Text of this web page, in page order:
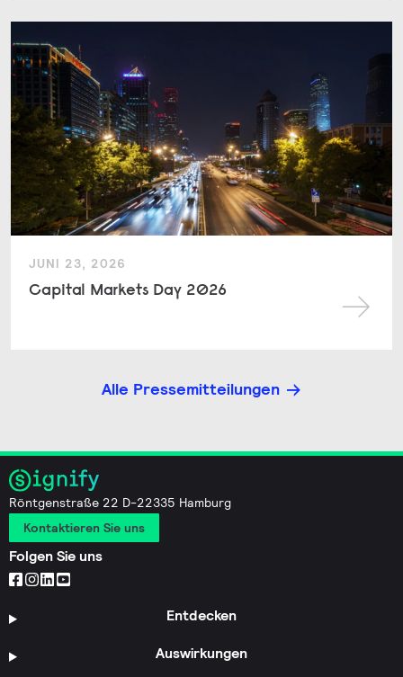
JUNI 23, 2026
Capital Markets Day 2026
Alle Pressemitteilungen
Röntgenstraße 22 D-22335 Hamburg
Kontaktieren Sie uns
Folgen Sie uns
Entdecken
Auswirkungen